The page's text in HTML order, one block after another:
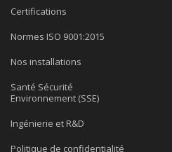
Certifications
Normes ISO 9001:2015
Nos installations
Santé Sécurité
Environnement (SSE)
Ingénierie et R&D
Politique de confidentialité